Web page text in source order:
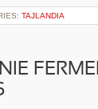
TAJLANDIA